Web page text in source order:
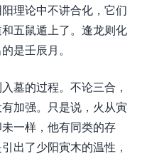
理论中不讲合化，它们
五鼠遁上了。逢龙则化
是壬辰月。
墓的过程。不论三合，
加强。只是说，火从寅
一样，他有同类的存
出了少阳寅木的温性，